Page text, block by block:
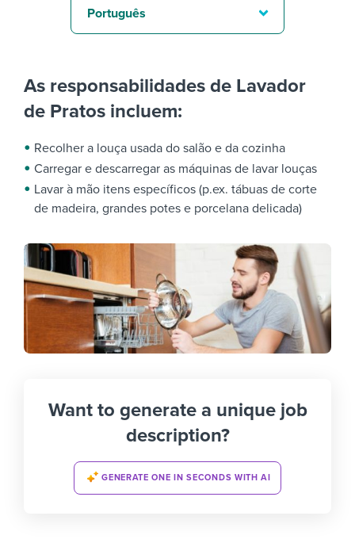
As responsabilidades de Lavador
de Pratos incluem:
Recolher a louça usada do salão e da cozinha
Carregar e descarregar as máquinas de lavar louças
Lavar à mão itens específicos (p.ex. tábuas de corte
de madeira, grandes potes e porcelana delicada)
Want to generate a unique job
description?
GENERATE ONE IN SECONDS WITH AI
Português